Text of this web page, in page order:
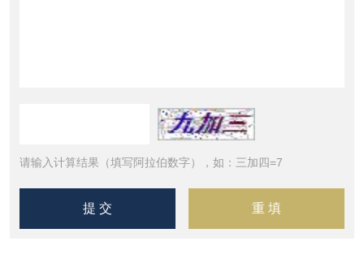
请输入计算结果（填写阿拉伯数字），如：三加四=7